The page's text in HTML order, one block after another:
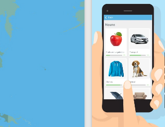
Ma
Za
Dagelijkse vooruitgang
Maandelijkse voortgang